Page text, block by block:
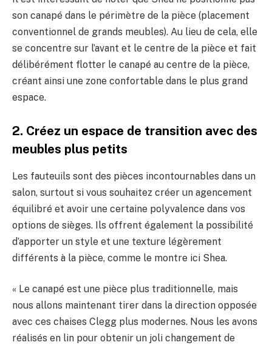
son canapé dans le périmètre de la pièce (placement
conventionnel de grands meubles). Au lieu de cela, elle
se concentre sur l’avant et le centre de la pièce et fait
délibérément flotter le canapé au centre de la pièce,
créant ainsi une zone confortable dans le plus grand
espace.
2. Créez un espace de transition avec des
meubles plus petits
Les fauteuils sont des pièces incontournables dans un
salon, surtout si vous souhaitez créer un agencement
équilibré et avoir une certaine polyvalence dans vos
options de sièges. Ils offrent également la possibilité
d’apporter un style et une texture légèrement
différents à la pièce, comme le montre ici Shea.
« Le canapé est une pièce plus traditionnelle, mais
nous allons maintenant tirer dans la direction opposée
avec ces chaises Clegg plus modernes. Nous les avons
réalisés en lin pour obtenir un joli changement de